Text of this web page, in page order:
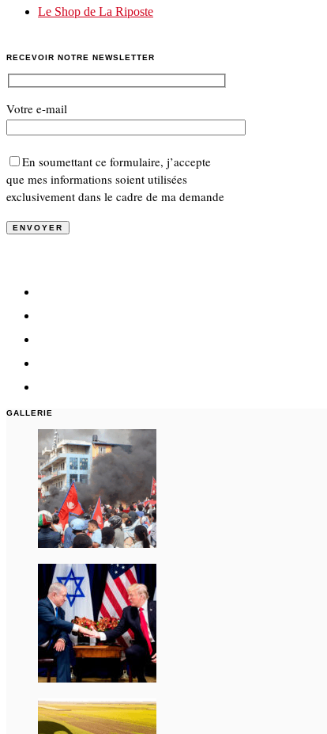
Le Shop de La Riposte
RECEVOIR NOTRE NEWSLETTER
Votre e-mail
En soumettant ce formulaire, j’accepte
que mes informations soient utilisées
exclusivement dans le cadre de ma demande
GALLERIE